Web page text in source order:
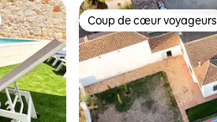
les plus aimésCoup de cœur voyageurs
Coup de cœur voyageurs